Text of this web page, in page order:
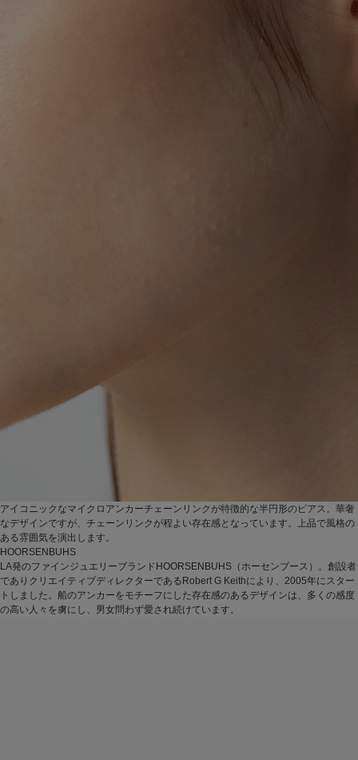
アイコニックなマイクロアンカーチェーンリンクが特徴的な半円形のピアス。華奢
なデザインですが、チェーンリンクが程よい存在感となっています。上品で風格の
ある雰囲気を演出します。
HOORSENBUHS
LA発のファインジュエリーブランドHOORSENBUHS（ホーセンブース）。創設者
でありクリエイティブディレクターであるRobert G Keithにより、2005年にスター
トしました。船のアンカーをモチーフにした存在感のあるデザインは、多くの感度
の高い人々を虜にし、男女問わず愛され続けています。